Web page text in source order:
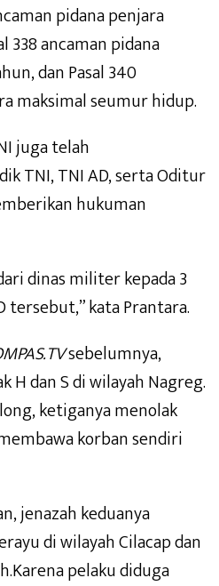
pidana penjara
338 ancaman pidana
dan Pasal 340
maksimal seumur hidup.
juga telah
TNI, TNI AD, serta Oditur
hukuman
dinas militer kepada 3
tersebut,” kata Prantara.
sebelumnya,
H dan S di wilayah Nagreg.
ketiganya menolak
korban sendiri
jenazah keduanya
di wilayah Cilacap dan
pelaku diduga